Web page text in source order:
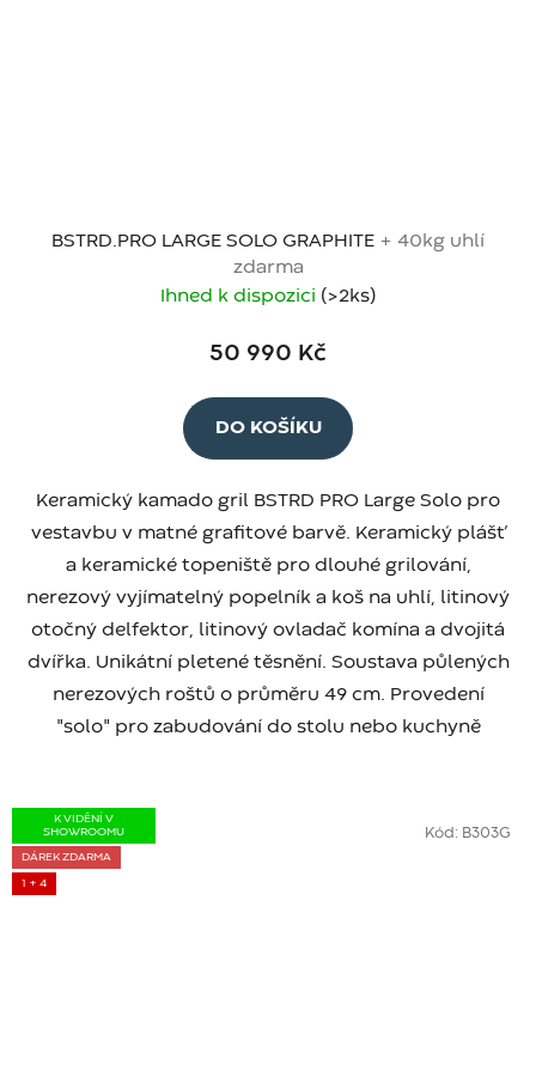
BSTRD.PRO LARGE SOLO GRAPHITE + 40kg uhlí
zdarma
Ihned k dispozici (>2 ks)
50 990 Kč
DO KOŠÍKU
Keramický kamado gril BSTRD PRO Large Solo pro
vestavbu v matné grafitové barvě. Keramický plášť
a keramické topeniště pro dlouhé grilování,
nerezový vyjímatelný popelník a koš na uhlí, litinový
otočný delfektor, litinový ovladač komína a dvojitá
dvířka. Unikátní pletené těsnění. Soustava půlených
nerezových roštů o průměru 49 cm. Provedení
"solo" pro zabudování do stolu nebo kuchyně
K VIDĚNÍ V
SHOWROOMU
DÁREK ZDARMA
1 + 4
Kód: B303G